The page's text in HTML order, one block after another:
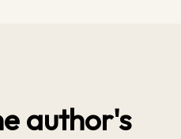
author's